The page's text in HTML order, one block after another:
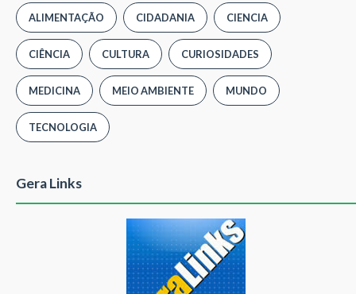
ALIMENTAÇÃO CIDADANIA CIENCIA
CIÊNCIA CULTURA CURIOSIDADES
MEDICINA MEIO AMBIENTE MUNDO
TECNOLOGIA
Gera Links